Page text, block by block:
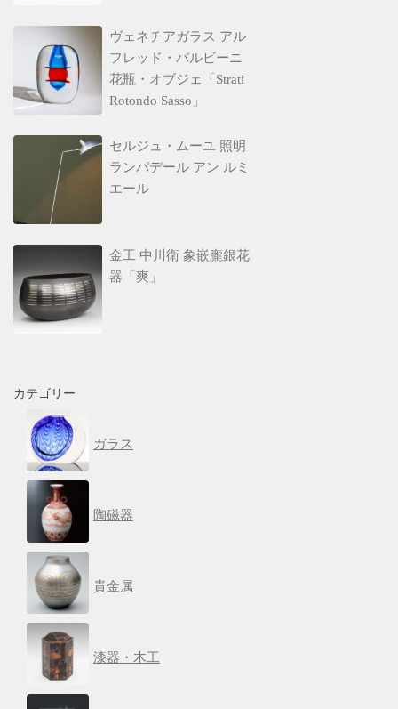
ヴェネチアガラス アル
フレッド・バルビーニ
花瓶・オブジェ「Strati
Rotondo Sasso」
セルジュ・ムーユ 照明
ランパデール アン ルミ
エール
金工 中川衛 象嵌朧銀花
器「爽」
カテゴリー
ガラス
陶磁器
貴金属
漆器・木工